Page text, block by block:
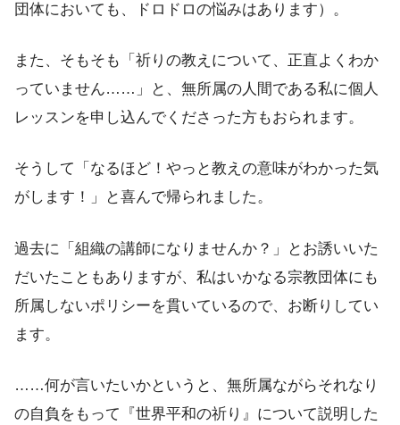
団体においても、ドロドロの悩みはあります）。
また、そもそも「祈りの教えについて、正直よくわか
っていません……」と、無所属の人間である私に個人
レッスンを申し込んでくださった方もおられます。
そうして「なるほど！やっと教えの意味がわかった気
がします！」と喜んで帰られました。
過去に「組織の講師になりませんか？」とお誘いいた
だいたこともありますが、私はいかなる宗教団体にも
所属しないポリシーを貫いているので、お断りしてい
ます。
……何が言いたいかというと、無所属ながらそれなり
の自負をもって『世界平和の祈り』について説明した